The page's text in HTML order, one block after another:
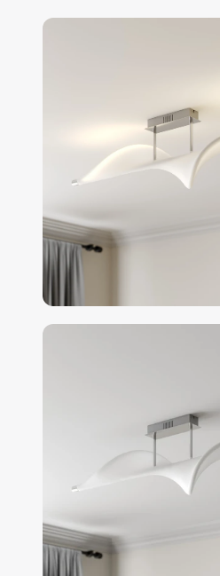
Ugrás